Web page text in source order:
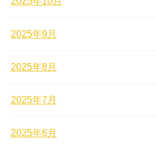
2025年9月
2025年8月
2025年7月
2025年6月